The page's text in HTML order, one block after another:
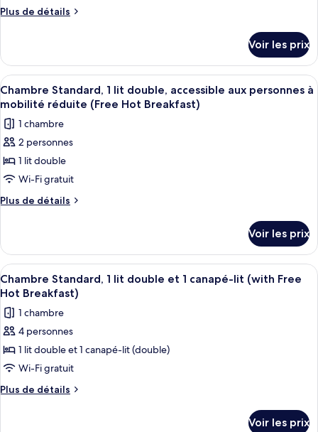
type
de
Chambre
Standard,
1
lit
double
(with
Free
Hot
Breakfast)
Plus de détails
Plus
le
type
de
chambre
Standard,
double
(with
Hot
Voir les prix
Afficher
toutes
les
photos
pour
ce
type
de
Standard,
lit
double,
accessible
aux
personnes
à
mobilité
réduite
Une chambre d’hôtel avec un lit,
12
Chambre Standard, 1 lit double, accessible aux personnes à
mobilité réduite (Free Hot Breakfast)
1 chambre
2 personnes
1 lit double
Wi-Fi gratuit
Plus de détails
Plus
le
type
de
chambre
Standard,
double,
accessible
personnes
Voir les prix
Afficher
toutes
les
photos
pour
ce
type
de
Une chambre d’hôtel avec deux
12
Chambre Standard, 1 lit double et 1 canapé-lit (with Free
Hot Breakfast)
1 chambre
4 personnes
1 lit double et 1 canapé-lit (double)
Wi-Fi gratuit
Plus de détails
Plus
Voir les prix